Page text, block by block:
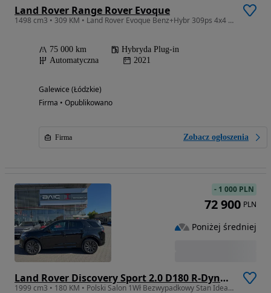
Land Rover Range Rover Evoque
1498 cm3 • 309 KM • Land Rover Evoque Benz+Hybr 309ps 4x4 Panorama Navi Skóra Kamera 360
75 000 km
Hybryda Plug-in
Automatyczna
2021
Galewice (Łódzkie)
Firma • Opublikowano
Firma Zobacz ogłoszenia
Land Rover Discovery Sport 2.0 D180 R-Dynamic
1999 cm3 • 180 KM • Polski Salon 1Wł Bezwypadkowy Stan Idealny
- 1 000 PLN
72 900 PLN
Poniżej średniej